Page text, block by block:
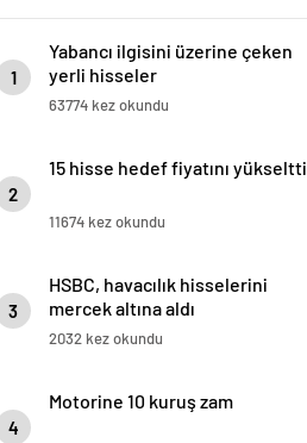
1
Yabancı ilgisini üzerine çeken
yerli hisseler
63774 kez okundu
2
15 hisse hedef fiyatını yükseltti
11674 kez okundu
3
HSBC, havacılık hisselerini
mercek altına aldı
2032 kez okundu
4
Motorine 10 kuruş zam